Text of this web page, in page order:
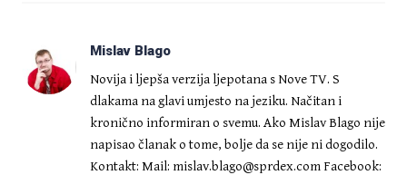
Mislav Blago
Novija i ljepša verzija ljepotana s Nove TV. S
dlakama na glavi umjesto na jeziku. Načitan i
kronično informiran o svemu. Ako Mislav Blago nije
napisao članak o tome, bolje da se nije ni dogodilo.
Kontakt: Mail: mislav.blago@sprdex.com Facebook: